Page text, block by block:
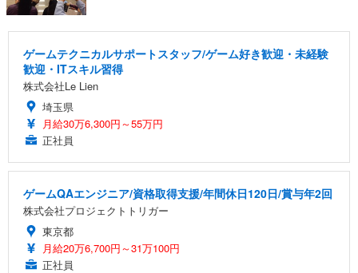
ゲームテクニカルサポートスタッフ/ゲーム好き歓迎・未経験
歓迎・ITスキル習得
株式会社Le Lien
埼玉県
月給30万6,300円～55万円
正社員
ゲームQAエンジニア/資格取得支援/年間休日120日/賞与年2回
株式会社プロジェクトトリガー
東京都
月給20万6,700円～31万100円
正社員